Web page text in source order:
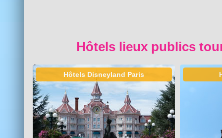
Hôtels lieux publics
Hôtels Disneyland Paris